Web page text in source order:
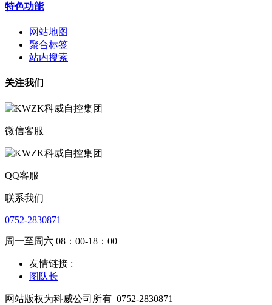
特色功能
网站地图
聚合标签
站内搜索
关注我们
微信客服
QQ客服
联系我们
0752-2830871
周一至周六 08：00-18：00
友情链接 :
图队长
网站版权为科威公司所有 0752-2830871